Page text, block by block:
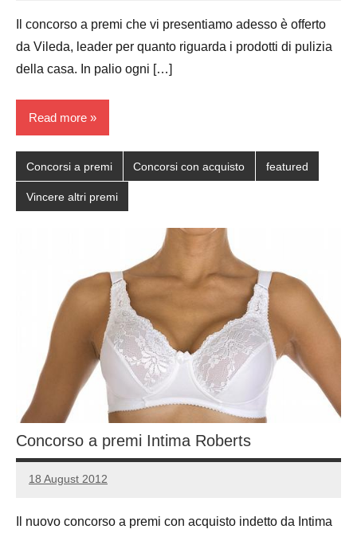
Il concorso a premi che vi presentiamo adesso è offerto
da Vileda, leader per quanto riguarda i prodotti di pulizia
della casa. In palio ogni […]
Read more
Concorsi a premi Concorsi con acquisto featured
Vincere altri premi
Concorso a premi Intima Roberts
18 August 2012
Luca
No
Il nuovo concorso a premi con acquisto indetto da Intima